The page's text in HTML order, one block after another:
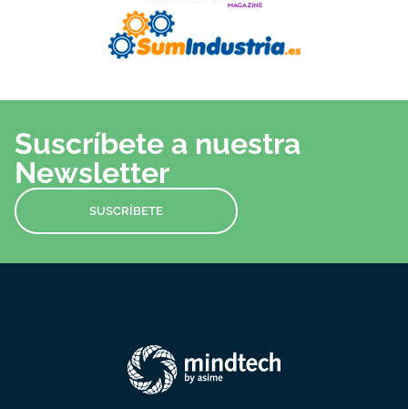
Suscríbete a nuestra
Newsletter
SUSCRÍBETE